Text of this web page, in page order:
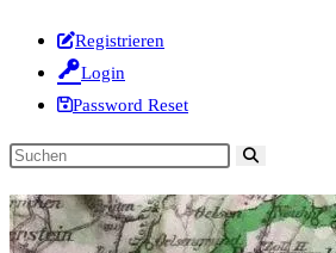
Registrieren
Login
Password Reset
Diese
durchsuchen